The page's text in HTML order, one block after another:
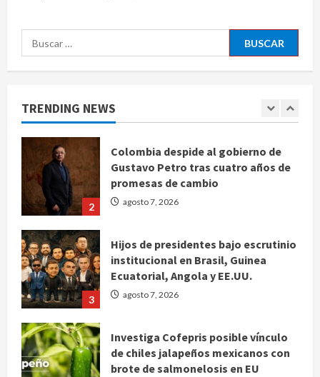
Buscar:
TRENDING NEWS
1
Charlotte FC vs Atlas: Fecha,
horario y canal para ver el partido
2
Colombia despide al gobierno de
Gustavo Petro tras cuatro años de
promesas de cambio
agosto 7, 2026
3
Hijos de presidentes bajo escrutinio
institucional en Brasil, Guinea
Ecuatorial, Angola y EE.UU.
agosto 7, 2026
Investiga Cofepris posible vínculo
de chiles jalapeños mexicanos con
brote de salmonelosis en EU